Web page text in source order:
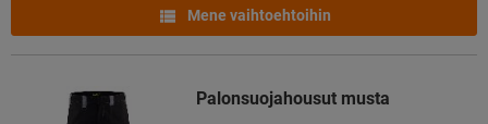
Mene vaihtoehtoihin
Palonsuojahousut musta